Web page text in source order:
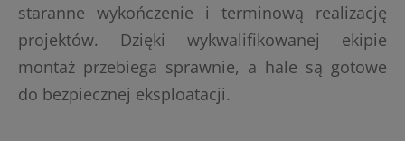
staranne wykończenie i terminową realizację
projektów. Dzięki wykwalifikowanej ekipie
montaż przebiega sprawnie, a hale są gotowe
do bezpiecznej eksploatacji.